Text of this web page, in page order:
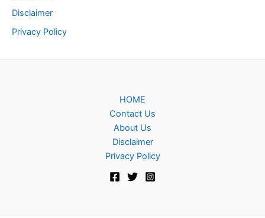
Disclaimer
Privacy Policy
HOME
Contact Us
About Us
Disclaimer
Privacy Policy